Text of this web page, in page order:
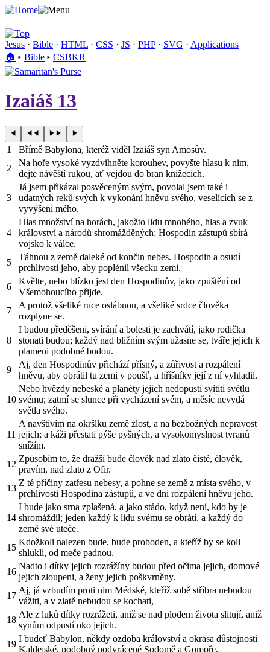
Jesus · Bible · HTML · CSS · JS · PHP· SVG · Applications
🏠︎ ▸ Bible ▸ CSBKR
Izaiáš 13
1
Břímě Babylona, kteréž viděl Izaiáš syn Amosův.
2
Na hoře vysoké vyzdvihněte korouhev, povyšte hlasu k nim,
dejte návěští rukou, ať vejdou do bran knížecích.
3
Já jsem přikázal posvěceným svým, povolal jsem také i
udatných reků svých k vykonání hněvu svého, veselících se z
vyvýšení mého.
4
Hlas množství na horách, jakožto lidu mnohého, hlas a zvuk
království a národů shromážděných: Hospodin zástupů sbírá
vojsko k válce.
5
Táhnou z země daleké od končin nebes. Hospodin a osudí
prchlivosti jeho, aby poplénil všecku zemi.
6
Kvělte, nebo blízko jest den Hospodinův, jako zpuštění od
Všemohoucího přijde.
7
A protož všeliké ruce oslábnou, a všeliké srdce člověka
rozplyne se.
8
I budou předěšeni, svírání a bolesti je zachvátí, jako rodička
stonati budou; každý nad bližním svým užasne se, tváře jejich k
plameni podobné budou.
9
Aj, den Hospodinův přichází přísný, a zůřivost a rozpálení
hněvu, aby obrátil tu zemi v poušť, a hříšníky její z ní vyhladil.
10
Nebo hvězdy nebeské a planéty jejich nedopustí svítiti světlu
svému; zatmí se slunce při vycházení svém, a měsíc nevydá
světla svého.
11
A navštívím na okršlku země zlost, a na bezbožných nepravost
jejich; a káži přestati pýše pyšných, a vysokomyslnost tyranů
snížím.
12
Způsobím to, že dražší bude člověk nad zlato čisté, člověk,
pravím, nad zlato z Ofir.
13
Z té příčiny zatřesu nebesy, a pohne se země z místa svého, v
prchlivosti Hospodina zástupů, a ve dni rozpálení hněvu jeho.
14
I bude jako srna zplašená, a jako stádo, když není, kdo by je
shromáždil; jeden každý k lidu svému se obrátí, a každý do
země své uteče.
15
Kdožkoli nalezen bude, bude proboden, a kteříž by se koli
shlukli, od meče padnou.
16
Nadto i dítky jejich rozrážíny budou před očima jejich, domové
jejich zloupeni, a ženy jejich poškvrněny.
17
Aj, já vzbudím proti nim Médské, kteříž sobě stříbra nebudou
vážiti, a v zlatě nebudou se kochati,
18
Ale z luků dítky rozrážeti, aniž se nad plodem života slitují, aniž
synům odpustí oko jejich.
19
I budeť Babylon, někdy ozdoba království a okrasa důstojnosti
Kaldejské, podobný podvrácené Sodomě a Gomoře.